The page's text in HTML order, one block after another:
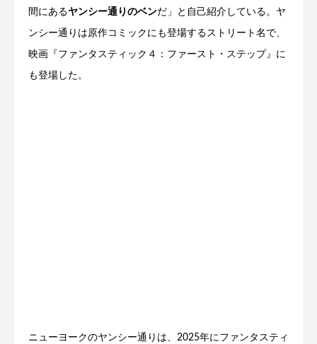
間にあるヤンシー通りのベンだ」と自己紹介している。ヤ
ンシー通りは原作コミックにも登場するストリート名で、
映画『ファンタスティック４：ファースト・ステップ』に
も登場した。
ニューヨークのヤンシー通りは、2025年にファンタスティ